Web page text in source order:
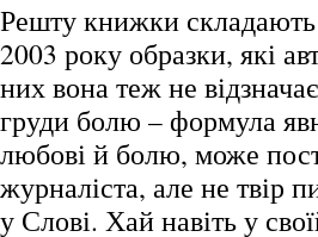
Решту книжки складають
2003 року образки, які
них вона теж не
груди болю – формула
любові й болю, може
журналіста, але не твір
у Слові. Хай навіть у